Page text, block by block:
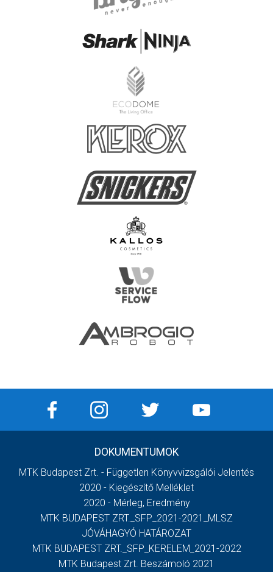
DOKUMENTUMOK
MTK Budapest Zrt. - Független Könyvvizsgálói Jelentés
2020 - Kiegészítő Melléklet
2020 - Mérleg, Eredmény
MTK BUDAPEST ZRT._SFP_2021-2021_MLSZ
JÓVÁHAGYÓ HATÁROZAT
MTK BUDAPEST ZRT._SFP_KERELEM_2021-2022
MTK Budapest Zrt. Beszámoló 2021